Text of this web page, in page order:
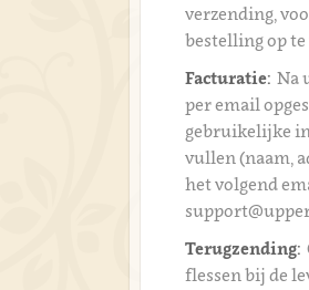
verzending,
bestelling op te
Facturatie: Na
per email
gebruikelijke
vullen (naam,
het volgend
Terugzending:
flessen bij de